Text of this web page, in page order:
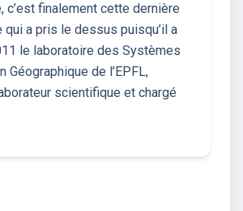
c’est finalement cette dernière
qui a pris le dessus puisqu’il a
le laboratoire des Systèmes
Géographique de l’EPFL,
scientifique et chargé